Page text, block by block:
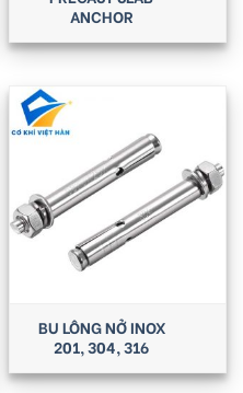
ANCHOR
BU LÔNG NỞ INOX
201, 304, 316